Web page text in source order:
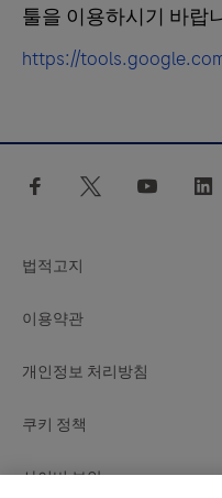
툴을 이용하시기 바랍
https://
facebook twitter youtube
법적고지
이용약관
개인정보 처리방침
쿠키 정책
사이버 보안